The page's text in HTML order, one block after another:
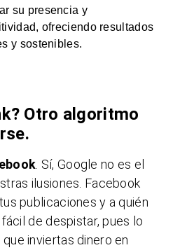
su presencia y
ofreciendo resultados
y sostenibles.
Otro algoritmo
. Sí, Google no es el
ilusiones. Facebook
publicaciones y a quién
de despistar, pues lo
inviertas dinero en